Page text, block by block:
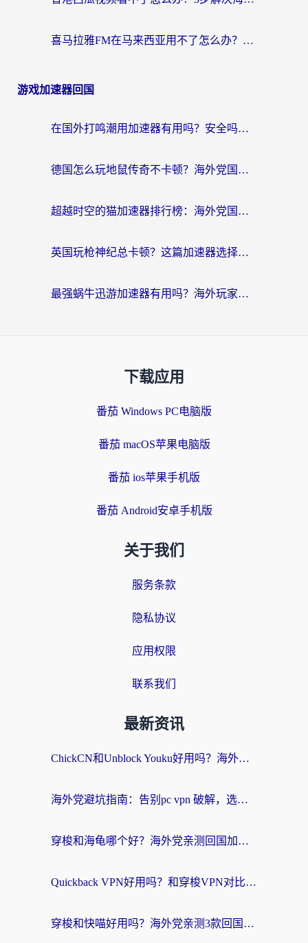
喜马拉雅FM在马来西亚用不了怎么办？海外华人亲测有效的回国加速指南
游戏加速器回国
在国外打鸣潮用加速器有用吗？安全吗？海外玩家国服游戏加速全指南
德国怎么玩地鼠传奇不卡顿？海外党国服游戏加速全攻略（含战双EVE实用指南）
超越时空的猫加速器排行榜：海外党国服游戏不卡顿的终极选择指南
英国玩枪神纪总卡顿？这篇加速器选择指南帮你告别延迟（附实测推荐）
最强蜗牛迅游加速器有用吗？海外玩家国服游戏加速避坑指南（附德国玩忍者必须死3流星蝴蝶剑解决办法）
下载应用
番茄 Windows PC电脑版
番茄 macOS苹果电脑版
番茄 ios苹果手机版
番茄 Android安卓手机版
关于我们
服务条款
隐私协议
应用权限
联系我们
最新资讯
ChickCN和Unblock Youku好用吗？海外党亲测3款回国加速器，附iOS免费选择指南
海外党避坑指南：告别pc vpn 破解，选对回国加速器轻松访问国内资源
穿梭和海龟哪个好？海外党亲测回国加速器，附电脑免费VPN推荐
Quickback VPN好用吗？和穿梭VPN对比哪个回国效果更好？海外党必看的真实测评与选择指南
穿梭和快喵好用吗？海外党亲测3款回国加速器，附日本回国VPN避坑指南